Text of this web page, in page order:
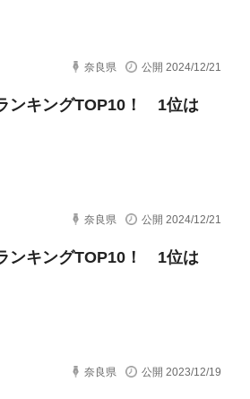
奈良県 公開 2024/12/21
ンキングTOP10！ 1位は
奈良県 公開 2024/12/21
ンキングTOP10！ 1位は
奈良県 公開 2023/12/19